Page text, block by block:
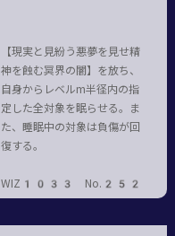
【現実と見紛う悪夢を見せ精
神を蝕む冥界の闇】を放ち、
自身からレベルm半径内の指
定した全対象を眠らせる。ま
た、睡眠中の対象は負傷が回
復する。
WIZ1033 No.252